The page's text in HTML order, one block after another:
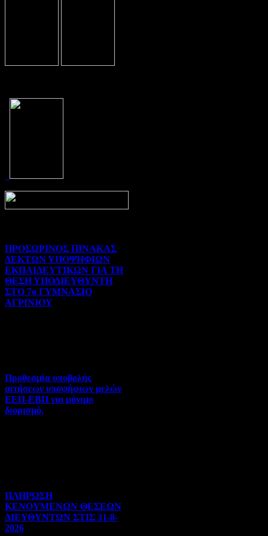
ΠΡΟΣΩΡΙΝΟΣ ΠΙΝΑΚΑΣ
ΔΕΚΤΩΝ ΥΠΟΨΗΦΙΩΝ
ΕΚΠΑΙΔΕΥΤΙΚΩΝ ΓΙΑ ΤΗ
ΘΕΣΗ ΥΠΟΔΙΕΥΘΥΝΤΗ
ΣΤΟ 7ο ΓΥΜΝΑΣΙΟ
ΑΓΡΙΝΙΟΥ
Προθεσμία υποβολής
αιτήσεων υποψήφιων μελών
ΕΕΠ-ΕΒΠ για μόνιμο
διορισμό.
ΠΛΗΡΩΣΗ
ΚΕΝΟΥΜΕΝΩΝ ΘΕΣΕΩΝ
ΔΙΕΥΘΥΝΤΩΝ ΣΤΙΣ 31-8-
2026